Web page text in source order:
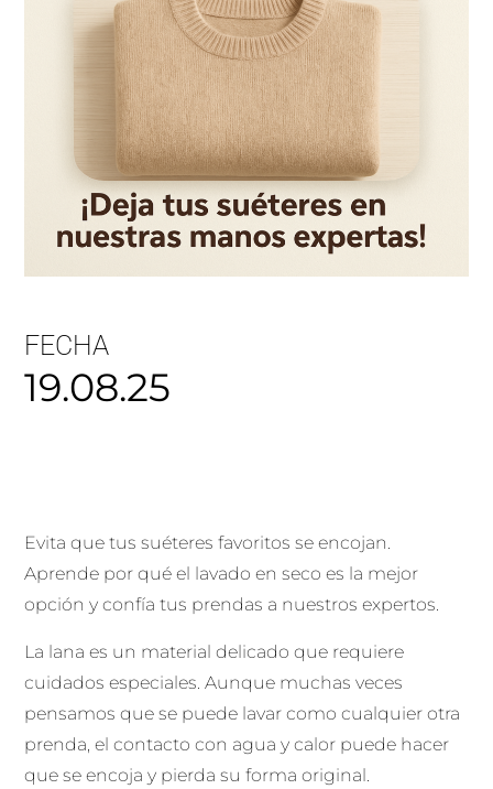
FECHA
19.08.25
Evita que tus suéteres favoritos se encojan.
Aprende por qué el lavado en seco es la mejor
opción y confía tus prendas a nuestros expertos.
La lana es un material delicado que requiere
cuidados especiales. Aunque muchas veces
pensamos que se puede lavar como cualquier otra
prenda, el contacto con agua y calor puede hacer
que se encoja y pierda su forma original.